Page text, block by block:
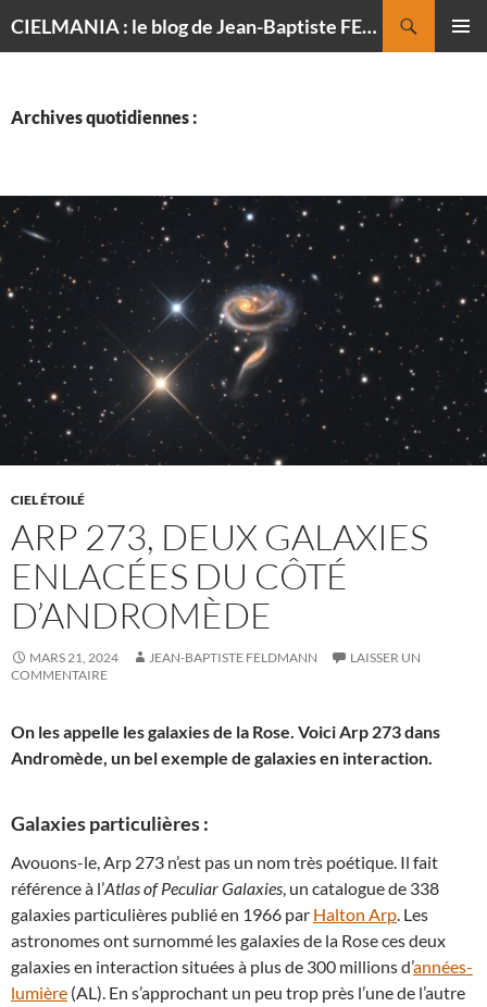
CIELMANIA : le blog de Jean-Baptiste FELDMANN, photographe du ciel
Archives quotidiennes :
CIEL ÉTOILÉ
ARP 273, DEUX GALAXIES
ENLACÉES DU CÔTÉ
D’ANDROMÈDE
MARS 21, 2024 JEAN-BAPTISTE FELDMANN
LAISSER UN
COMMENTAIRE
On les appelle les galaxies de la Rose. Voici Arp 273 dans
Andromède, un bel exemple de galaxies en interaction.
Galaxies particulières :
Avouons-le, Arp 273 n’est pas un nom très poétique. Il fait
référence à l’Atlas of Peculiar Galaxies, un catalogue de 338
galaxies particulières publié en 1966 par Halton Arp. Les
astronomes ont surnommé les galaxies de la Rose ces deux
galaxies en interaction situées à plus de 300 millions d’années-
lumière (AL). En s’approchant un peu trop près l’une de l’autre